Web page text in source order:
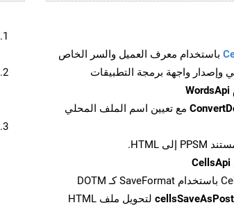
باستخدام معرف العميل والسر الخاص
مع تعيين اسم الملف المحلي
لتحويل ملف HTML